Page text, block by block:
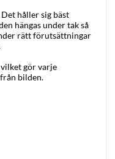
håller sig bäst
hängas under tak så
rätt förutsättningar
gör varje
bilden.